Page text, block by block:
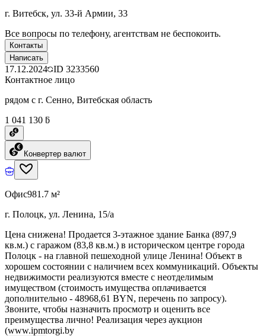
г. Витебск, ул. 33-й Армии, 33
Все вопросы по телефону, агентствам не беспокоить.
Контакты
Написать
17.12.2024 ID 3233560
Контактное лицо
рядом с г. Сенно, Витебская область
1 041 130 ƃ
Конвертер валют
Офис981.7 м²
г. Полоцк, ул. Ленина, 15/а
Цена снижена! Продается 3-этажное здание Банка (897,9
кв.м.) с гаражом (83,8 кв.м.) в историческом центре города
Полоцк - на главной пешеходной улице Ленина! Объект в
хорошем состоянии с наличием всех коммуникаций. Объекты
недвижимости реализуются вместе с неотделимым
имуществом (стоимость имущества оплачивается
дополнительно - 48968,61 BYN, перечень по запросу).
Звоните, чтобы назначить просмотр и оценить все
преимущества лично! Реализация через аукцион
(www.ipmtorgi.by